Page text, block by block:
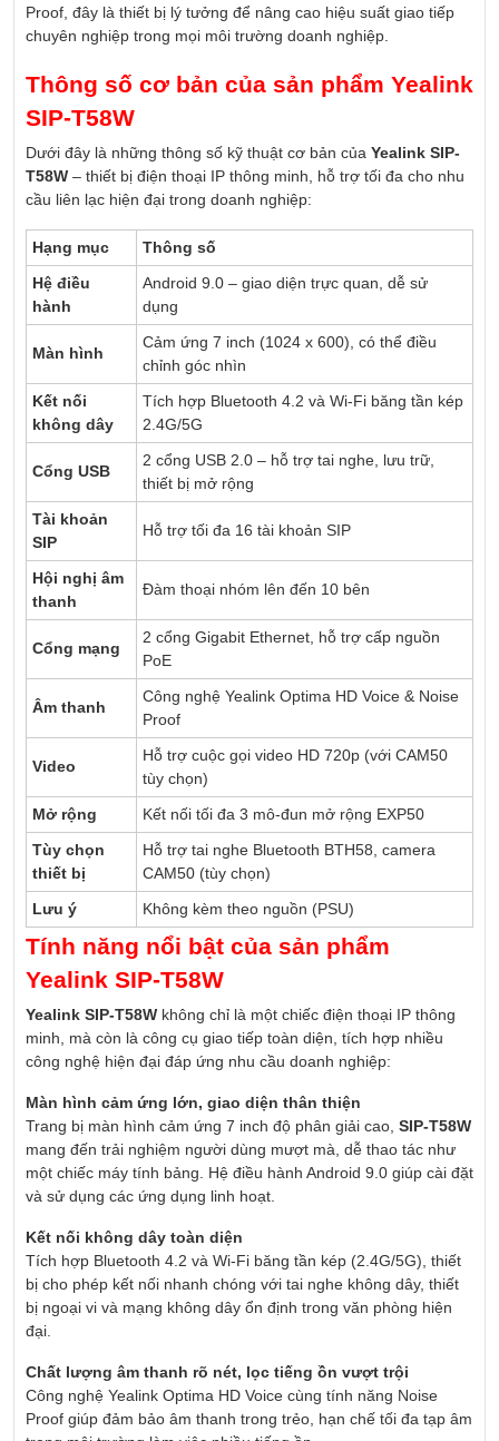
Proof, đây là thiết bị lý tưởng để nâng cao hiệu suất giao tiếp
chuyên nghiệp trong mọi môi trường doanh nghiệp.
Thông số cơ bản của sản phẩm Yealink
SIP-T58W
Dưới đây là những thông số kỹ thuật cơ bản của Yealink SIP-
T58W – thiết bị điện thoại IP thông minh, hỗ trợ tối đa cho nhu
cầu liên lạc hiện đại trong doanh nghiệp:
Hạng mục
Thông số
Hệ điều
hành
Android 9.0 – giao diện trực quan, dễ sử
dụng
Màn hình
Cảm ứng 7 inch (1024 x 600), có thể điều
chỉnh góc nhìn
Kết nối
không dây
Tích hợp Bluetooth 4.2 và Wi-Fi băng tần kép
2.4G/5G
Cổng USB
2 cổng USB 2.0 – hỗ trợ tai nghe, lưu trữ,
thiết bị mở rộng
Tài khoản
SIP
Hỗ trợ tối đa 16 tài khoản SIP
Hội nghị âm
thanh
Đàm thoại nhóm lên đến 10 bên
Cổng mạng
2 cổng Gigabit Ethernet, hỗ trợ cấp nguồn
PoE
Âm thanh
Công nghệ Yealink Optima HD Voice & Noise
Proof
Video
Hỗ trợ cuộc gọi video HD 720p (với CAM50
tùy chọn)
Mở rộng
Kết nối tối đa 3 mô-đun mở rộng EXP50
Tùy chọn
thiết bị
Hỗ trợ tai nghe Bluetooth BTH58, camera
CAM50 (tùy chọn)
Lưu ý
Không kèm theo nguồn (PSU)
Tính năng nổi bật của sản phẩm
Yealink SIP-T58W
Yealink SIP-T58W không chỉ là một chiếc điện thoại IP thông
minh, mà còn là công cụ giao tiếp toàn diện, tích hợp nhiều
công nghệ hiện đại đáp ứng nhu cầu doanh nghiệp:
Màn hình cảm ứng lớn, giao diện thân thiện
Trang bị màn hình cảm ứng 7 inch độ phân giải cao, SIP-T58W
mang đến trải nghiệm người dùng mượt mà, dễ thao tác như
một chiếc máy tính bảng. Hệ điều hành Android 9.0 giúp cài đặt
và sử dụng các ứng dụng linh hoạt.
Kết nối không dây toàn diện
Tích hợp Bluetooth 4.2 và Wi-Fi băng tần kép (2.4G/5G), thiết
bị cho phép kết nối nhanh chóng với tai nghe không dây, thiết
bị ngoại vi và mạng không dây ổn định trong văn phòng hiện
đại.
Chất lượng âm thanh rõ nét, lọc tiếng ồn vượt trội
Công nghệ Yealink Optima HD Voice cùng tính năng Noise
Proof giúp đảm bảo âm thanh trong trẻo, hạn chế tối đa tạp âm